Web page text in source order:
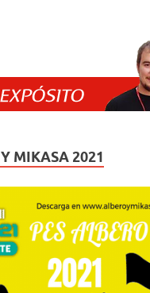
MIKASA 2021